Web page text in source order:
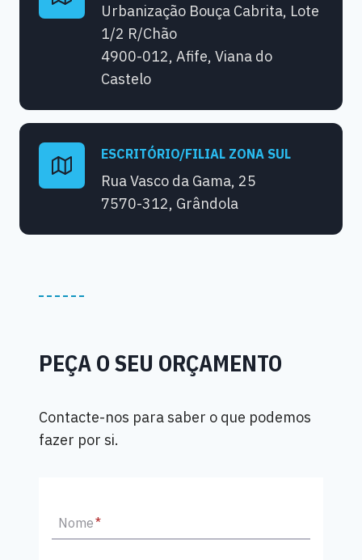
Urbanização Bouça Cabrita, Lote
1/2 R/Chão
4900-012, Afife, Viana do
Castelo
ESCRITÓRIO/FILIAL ZONA SUL
Rua Vasco da Gama, 25
7570-312, Grândola
PEÇA O SEU ORÇAMENTO
Contacte-nos para saber o que podemos
fazer por si.
Nome*